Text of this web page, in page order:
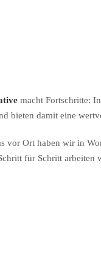
macht Fortschritte:
bieten damit eine
vor Ort haben wir in
für Schritt